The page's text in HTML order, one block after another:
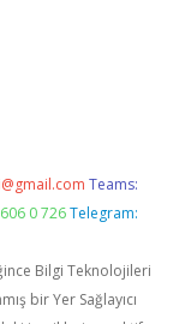
Teams:
0 726 Telegram:
Bilgi Teknolojileri
bir Yer Sağlayıcı